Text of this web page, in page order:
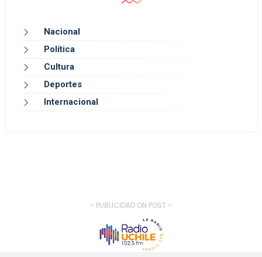
Nacional
Política
Cultura
Deportes
Internacional
- PUBLICIDAD ON POST -